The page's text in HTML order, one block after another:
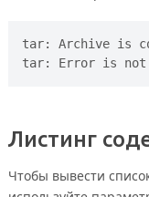
tar: Archive is
Листинг
Чтобы вывести